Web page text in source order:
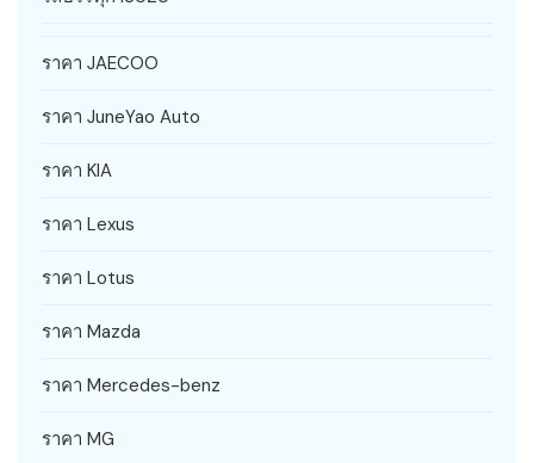
ราคา JAECOO
ราคา JuneYao Auto
ราคา KIA
ราคา Lexus
ราคา Lotus
ราคา Mazda
ราคา Mercedes-benz
ราคา MG